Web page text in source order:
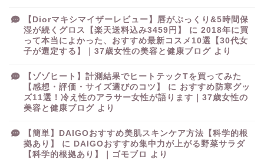
【Diorマキシマイザーレビュー】唇がぷっくり&5時間保
湿が続くグロス【楽天送料込み3459円】
に 2018年に買
って本当によかった、おすすめ最新コスメ10選【30代女
子が選定する】｜37歳女性の美容と健康ブログ より
【ゾゾヒート】計測結果でヒートテックTを買ってみた
【感想・評価・サイズ選びのコツ】
に おすすめ防寒グッ
ズ11選！冷え性のアラサー女性が語ります｜37歳女性の
美容と健康ブログ より
【簡単】DAIGOおすすめ美肌スキンケア方法【科学的根
拠あり】
に DAIGOおすすめ集中力が上がる野菜サラダ
【科学的根拠あり】｜ゴモブロ より